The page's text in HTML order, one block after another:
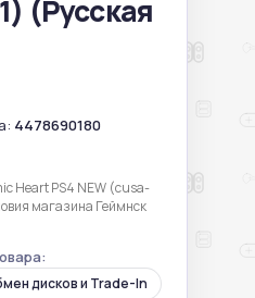
(Русская
4478690180
Heart PS4 NEW (cusa-
магазина Геймнск
дисков и Trade-In